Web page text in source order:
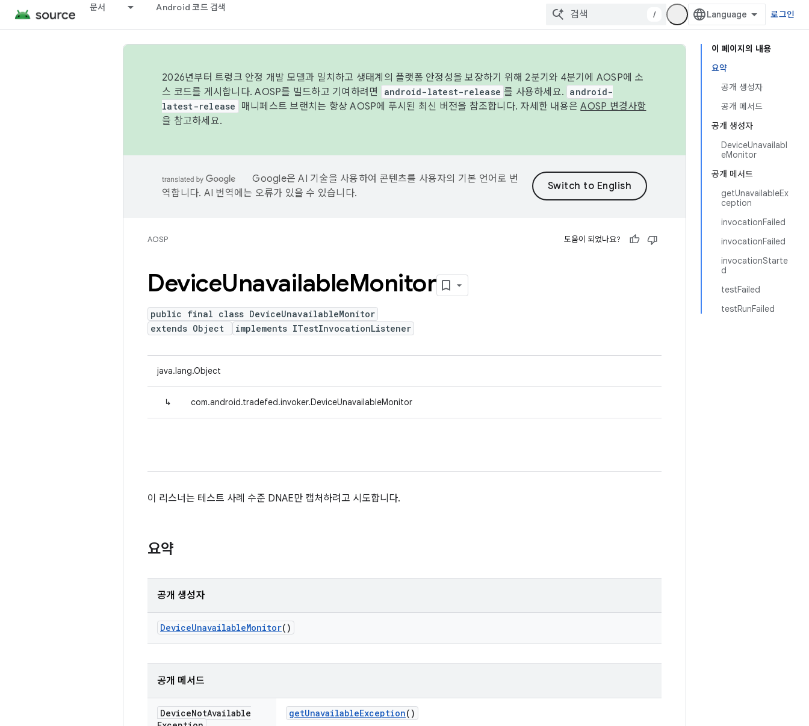
문서 Android 코드 검색
/ 로그인
이 페이지의 내용
요약
공개 생성자
공개 메서드
공개 생성자
DeviceUnavailabl
eMonitor
공개 메서드
getUnavailableEx
ception
invocationFailed
invocationFailed
invocationStarte
d
testFailed
testRunFailed
2026년부터 트렁크 안정 개발 모델과 일치하고 생태계의 플랫폼 안정성을 보장하기 위해 2분기와 4분기에 AOSP에 소
스 코드를 게시합니다. AOSP를 빌드하고 기여하려면
android-latest-release 를 사용하세요. android-
latest-release
매니페스트 브랜치는 항상 AOSP에 푸시된 최신 버전을 참조합니다. 자세한 내용은AOSP 변경사항
을 참고하세요.
Google은 AI 기술을 사용하여 콘텐츠를 사용자의 기본 언어로 번
역합니다. AI 번역에는 오류가 있을 수 있습니다.
AOSP 도움이 되었나요?
DeviceUnavailableMonitor
public final class DeviceUnavailableMonitor
extends Object
implements ITestInvocationListener
java.lang.Object
↳ com.android.tradefed.invoker.DeviceUnavailableMonitor
이 리스너는 테스트 사례 수준 DNAE만 캡처하려고 시도합니다.
요약
공개 생성자
DeviceUnavailableMonitor()
공개 메서드
DeviceNotAvailable
getUnavailableException()